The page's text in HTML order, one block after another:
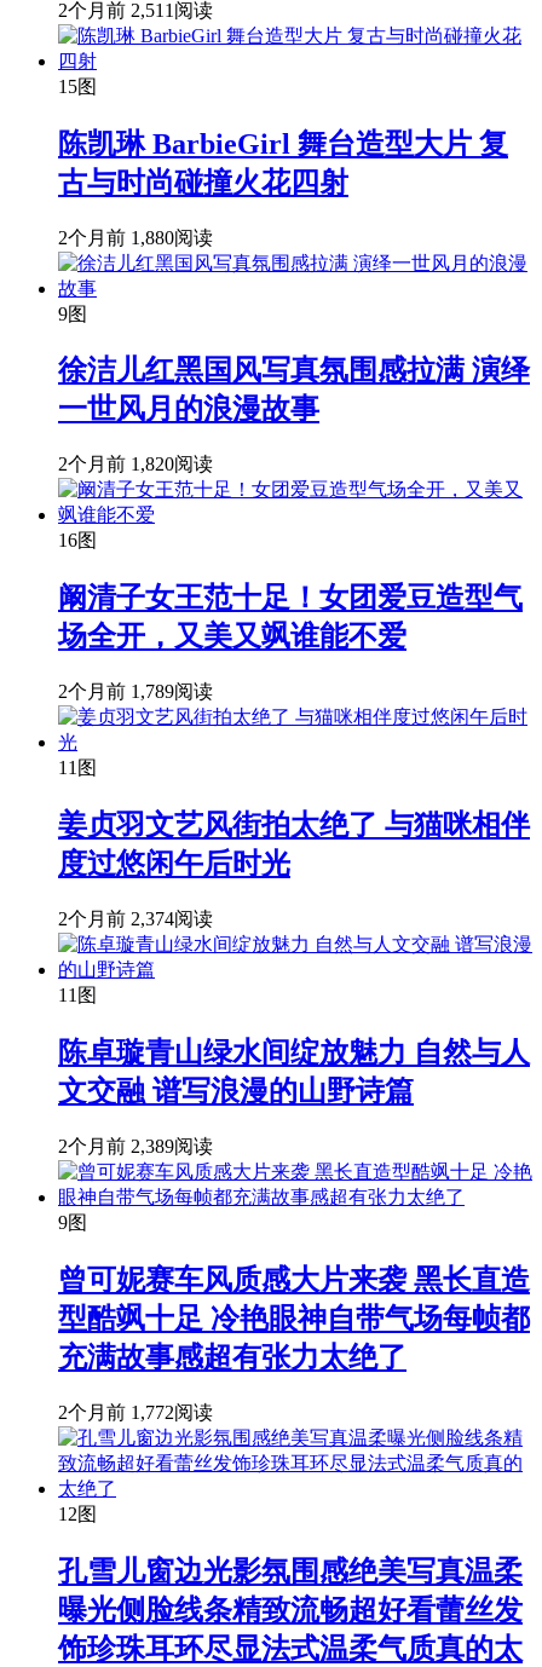
2个月前 2,511阅读
15图
陈凯琳 BarbieGirl 舞台造型大片 复
古与时尚碰撞火花四射
2个月前 1,880阅读
9图
徐洁儿红黑国风写真氛围感拉满 演绎
一世风月的浪漫故事
2个月前 1,820阅读
16图
阚清子女王范十足！女团爱豆造型气
场全开，又美又飒谁能不爱
2个月前 1,789阅读
11图
姜贞羽文艺风街拍太绝了 与猫咪相伴
度过悠闲午后时光
2个月前 2,374阅读
11图
陈卓璇青山绿水间绽放魅力 自然与人
文交融 谱写浪漫的山野诗篇
2个月前 2,389阅读
9图
曾可妮赛车风质感大片来袭 黑长直造
型酷飒十足 冷艳眼神自带气场每帧都
充满故事感超有张力太绝了
2个月前 1,772阅读
12图
孔雪儿窗边光影氛围感绝美写真温柔
曝光侧脸线条精致流畅超好看蕾丝发
饰珍珠耳环尽显法式温柔气质真的太